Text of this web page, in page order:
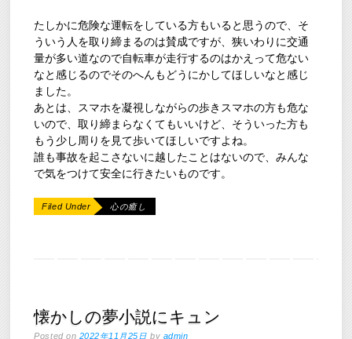
たしかに危険な運転をしている方もいると思うので、そ
ういう人を取り締まるのは賛成ですが、狭いわりに交通
量が多い道なので自転車が走行するのはかえって危ない
なと感じるのでそのへんもどうにかしてほしいなと感じ
ました。
あとは、スマホを凝視しながらの歩きスマホの方も危な
いので、取り締まらなくてもいいけど、そういった方も
もう少し周りを見て歩いてほしいですよね。
誰も事故を起こさないに越したことはないので、みんな
で気をつけて安全に行きたいものです。
Filed Under 心の癒し
懐かしの夢小説にキュン
Posted on 2022年11月25日 by admin